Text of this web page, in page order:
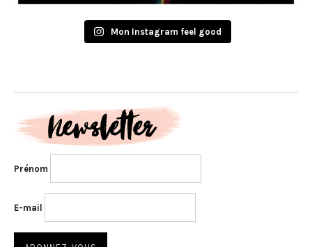
Mon Instagram feel good
Prénom
E-mail